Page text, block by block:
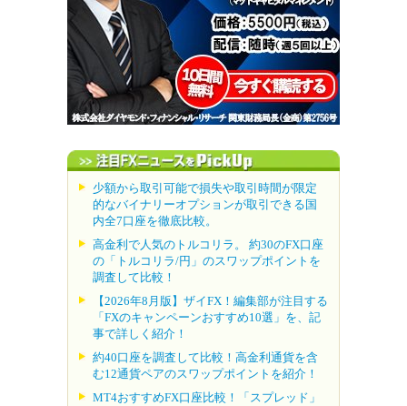
少額から取引可能で損失や取引時間が限定
的なバイナリーオプションが取引できる国
内全7口座を徹底比較。
高金利で人気のトルコリラ。 約30のFX口座
の「トルコリラ/円」のスワップポイントを
調査して比較！
【2026年8月版】ザイFX！編集部が注目する
「FXのキャンペーンおすすめ10選」を、記
事で詳しく紹介！
約40口座を調査して比較！高金利通貨を含
む12通貨ペアのスワップポイントを紹介！
MT4おすすめFX口座比較！「スプレッド」